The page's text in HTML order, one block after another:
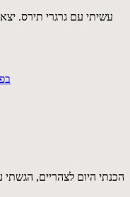
עשיתי עם גרגרי תירס.
25
הכנתי היום לצהריים,